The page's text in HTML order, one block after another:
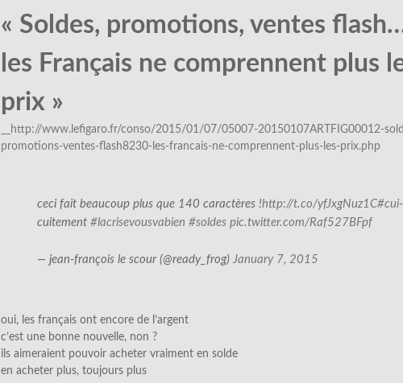
« Soldes, promotions, ventes
les Français ne comprennent plus
prix »
__http://www.lefigaro.fr/conso/2015/01/07/05007-20150107ARTFIG00012-
promotions-ventes-flash8230-les-francais-ne-comprennent-plus-les-prix.php
ceci fait beaucoup plus que 140 caractères !http://t.co/yfJxgNuz1C#cui-
cuitement #lacrisevousvabien #soldes pic.twitter.com/Raf527BFpf
— jean-françois le scour (@ready_frog) January 7, 2015
oui, les français ont encore de l’argent
c’est une bonne nouvelle, non ?
ils aimeraient pouvoir acheter vraiment en solde
en acheter plus, toujours plus